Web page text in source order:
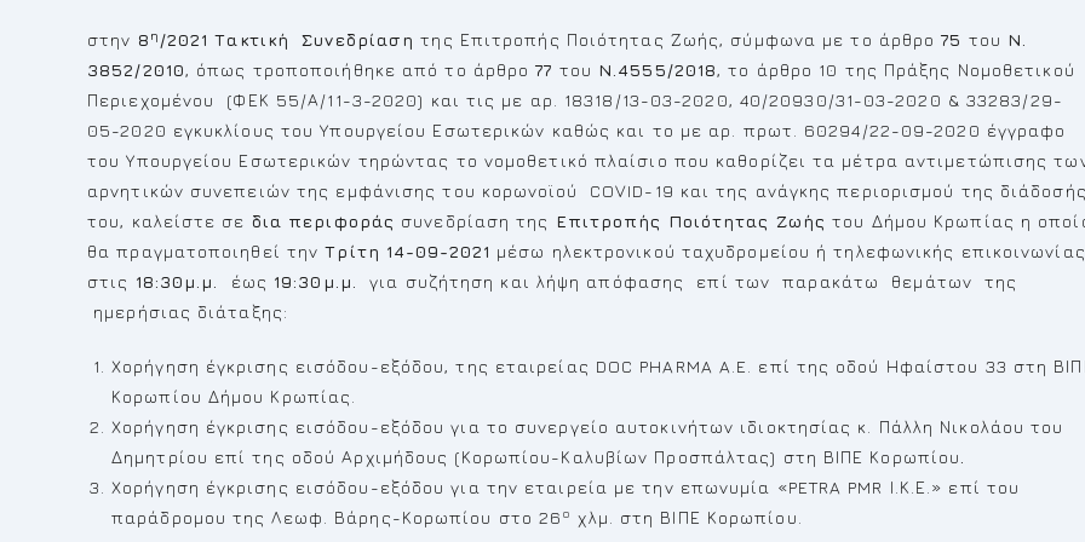
στην 8 η /2021 Τακτική Συνεδρίαση της Επιτροπής Ποιότητας Ζωής, σύμφωνα με το άρθρο75 του Ν.
3852/2010, όπως τροποποιήθηκε από το άρθρο77 του Ν.4555/2018, το άρθρο 10 της Πράξης Νομοθετικού
Περιεχομένου (ΦΕΚ 55/Α/11-3-2020) και τις με αρ. 18318/13-03-2020, 40/20930/31-03-2020 & 33283/29-
05-2020 εγκυκλίους του Υπουργείου Εσωτερικών καθώς και το με αρ. πρωτ. 60294/22-09-2020 έγγραφο
του Υπουργείου Εσωτερικών τηρώντας το νομοθετικό πλαίσιο που καθορίζει τα μέτρα αντιμετώπισης
αρνητικών συνεπειών της εμφάνισης του κορωνοϊού COVID-19 και της ανάγκης περιορισμού της διάδοσής
του, καλείστε σε δια περιφοράς συνεδρίαση της Επιτροπής Ποιότητας Ζωής του Δήμου Κρωπίας η
θα πραγματοποιηθεί τηνΤρίτη 14-09-2021 μέσω ηλεκτρονικού ταχυδρομείου ή τηλεφωνικής επικοινωνίας
στις 18:30μ.μ. έως 19:30μ.μ.
για συζήτηση και λήψη απόφασης επί των παρακάτω θεμάτων της
ημερήσιας διάταξης:
Χορήγηση έγκρισης εισόδου-εξόδου, της εταιρείας DOC PHARMA A.E. επί της οδού Ηφαίστου 33 στη
Κορωπίου Δήμου Κρωπίας.
Χορήγηση έγκρισης εισόδου-εξόδου για το συνεργείο αυτοκινήτων ιδιοκτησίας κ. Πάλλη Νικολάου του
Δημητρίου επί της οδού Αρχιμήδους (Κορωπίου-Καλυβίων Προσπάλτας) στη ΒΙΠΕ Κορωπίου
Χορήγηση έγκρισης εισόδου-εξόδου για την εταιρεία με την επωνυμία «PETRA PMR Ι.Κ.Ε.» επί του
παράδρομου της Λεωφ. Βάρης-Κορωπίου στο 26 ο χλμ. στη ΒΙΠΕ Κορωπίου.